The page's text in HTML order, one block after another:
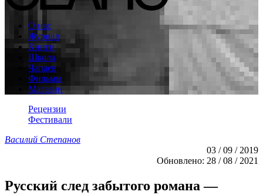
О нас
Журнал
Книги
Школа
Чапаев
Фильмы
Магазин
Рецензии
Фестивали
Василий Степанов
03 / 09 / 2019
Обновлено: 28 / 08 / 2021
Русский след забытого романа —